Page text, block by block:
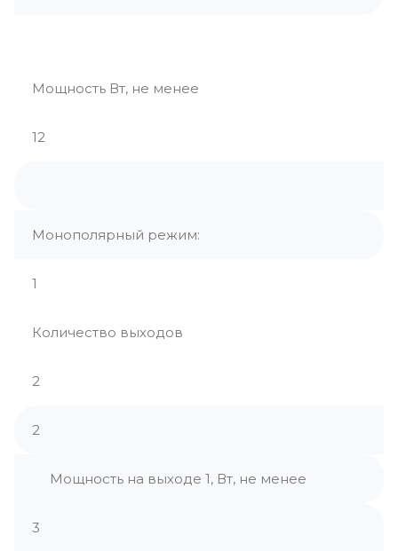
Мощность Вт, не менее
12
Монополярный режим:
1
Количество выходов
2
2
Мощность на выходе 1, Вт, не менее
3